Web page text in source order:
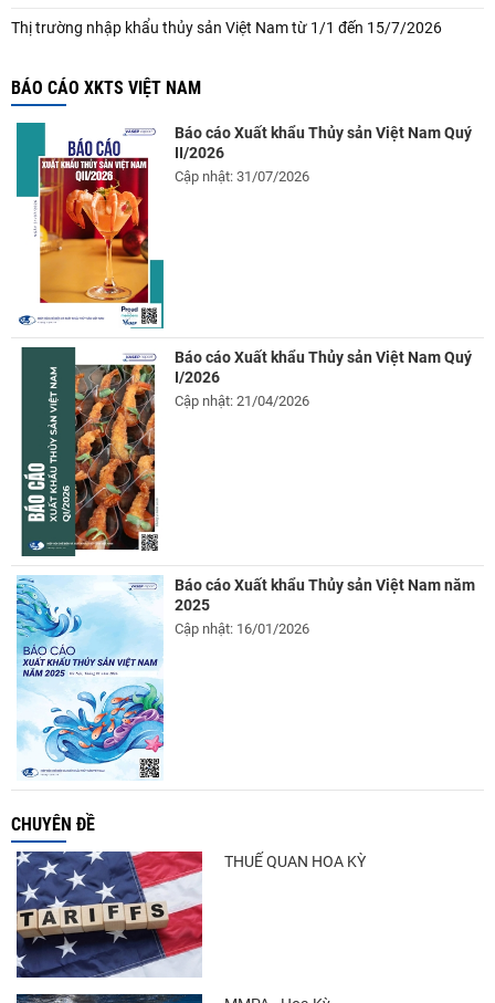
Thị trường nhập khẩu thủy sản Việt Nam từ 1/1 đến 15/7/2026
BÁO CÁO XKTS VIỆT NAM
Báo cáo Xuất khẩu Thủy sản Việt Nam Quý
II/2026
Cập nhật: 31/07/2026
Báo cáo Xuất khẩu Thủy sản Việt Nam Quý
I/2026
Cập nhật: 21/04/2026
Báo cáo Xuất khẩu Thủy sản Việt Nam năm
2025
Cập nhật: 16/01/2026
CHUYÊN ĐỀ
THUẾ QUAN HOA KỲ